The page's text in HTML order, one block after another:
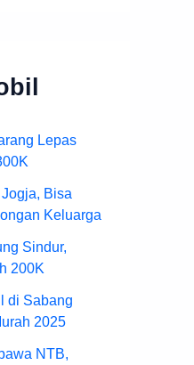
Lepas
Bisa
Keluarga
Sindur,
200K
di Sabang
2025
NTB,